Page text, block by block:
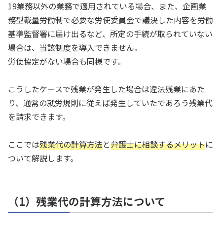
19業務以外の業務で適用されている場合、また、企画業
務型裁量労働制で必要な労使委員会で議決した内容を労働
基準監督署に届け出るなど、所定の手続が取られていない
場合は、当該制度を導入できません。
労使協定がない場合も同様です。
こうしたケースで残業が発生した場合は違法残業にあた
り、通常の就労規則に従えば発生していたであろう残業代
を請求できます。
ここでは残業代の計算方法と弁護士に相談するメリットに
ついて解説します。
（1）残業代の計算方法について